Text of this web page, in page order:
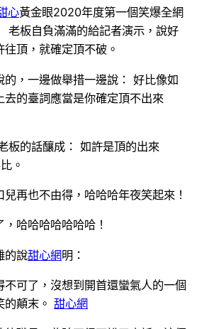
心黃金眼2020年度第一個笑爆全網
老板自負滿滿的給記者演示，說好
頂，就確定頂不破。
的，一邊做舉措一邊說： 好比像如
去的臺詞應當是你確定頂不出來
板的話釀成： 如許是頂的出來
。
再也不由得，哈哈哈年夜笑起來！
哈哈哈哈哈哈哈！
的說甜心網明：
不可了，沒想到開首還蠻氣人的一個
顛末。 甜心網